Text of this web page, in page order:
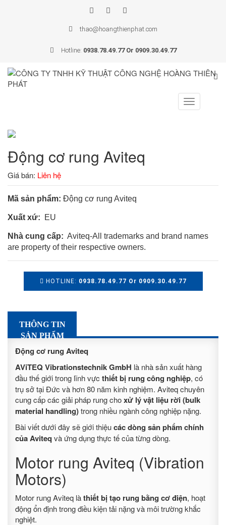
thao@hoangthienphat.com
Hotline: 0938.78.49.77 Or 0909.30.49.77
Toggle
navigation
Động cơ rung Aviteq
Giá bán: Liên hệ
Mã sản phẩm: Động cơ rung Aviteq
Xuất xứ: EU
Nhà cung cấp: Aviteq-All trademarks and brand names
are property of their respective owners.
HOTLINE: 0938.78.49.77 Or 0909.30.49.77
THÔNG TIN
SẢN PHẨM
Động cơ rung Aviteq
AViTEQ Vibrationstechnik GmbH là nhà sản xuất hàng
đầu thế giới trong lĩnh vực thiết bị rung công nghiệp, có
trụ sở tại Đức và hơn 80 năm kinh nghiệm. Aviteq chuyên
cung cấp các giải pháp rung choxử lý vật liệu rời (bulk
material handling)trong nhiều ngành công nghiệp nặng.
Bài viết dưới đây sẽ giới thiệucác dòng sản phẩm chính
của Aviteqvà ứng dụng thực tế của từng dòng.
Motor rung Aviteq (Vibration
Motors)
Motor rung Aviteq làthiết bị tạo rung bằng cơ điện, hoạt
động ổn định trong điều kiện tải nặng và môi trường khắc
nghiệt.